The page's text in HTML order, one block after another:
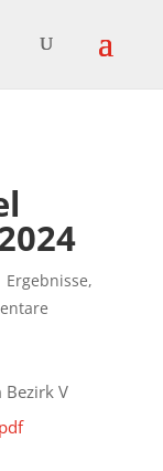
Ergebnisse,
V